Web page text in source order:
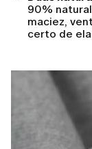
90%
maciez,
certo de